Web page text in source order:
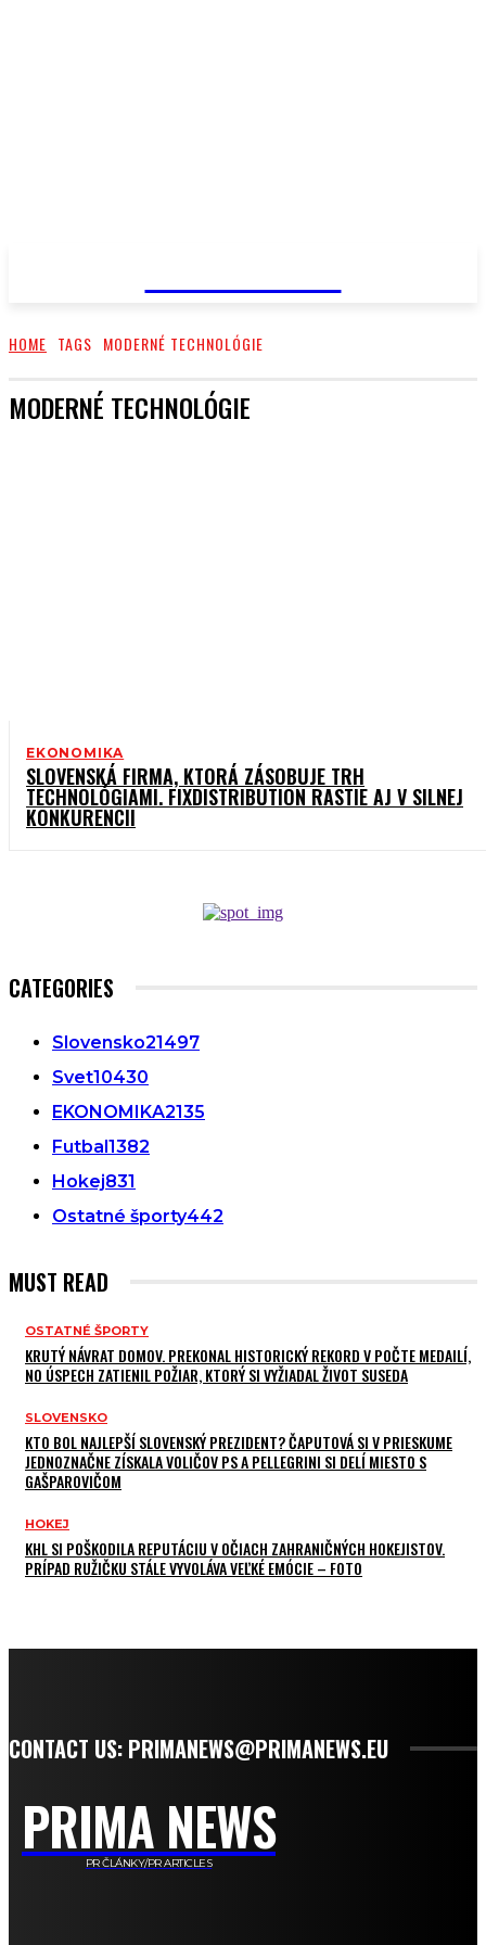
HOME TAGS MODERNÉ TECHNOLÓGIE
MODERNÉ TECHNOLÓGIE
EKONOMIKA
SLOVENSKÁ FIRMA, KTORÁ ZÁSOBUJE TRH
TECHNOLÓGIAMI. FIXDISTRIBUTION RASTIE AJ V SILNEJ
KONKURENCII
CATEGORIES
Slovensko21497
Svet10430
EKONOMIKA2135
Futbal1382
Hokej831
Ostatné športy442
MUST READ
OSTATNÉ ŠPORTY
KRUTÝ NÁVRAT DOMOV. PREKONAL HISTORICKÝ REKORD V POČTE MEDAILÍ,
NO ÚSPECH ZATIENIL POŽIAR, KTORÝ SI VYŽIADAL ŽIVOT SUSEDA
SLOVENSKO
KTO BOL NAJLEPŠÍ SLOVENSKÝ PREZIDENT? ČAPUTOVÁ SI V PRIESKUME
JEDNOZNAČNE ZÍSKALA VOLIČOV PS A PELLEGRINI SI DELÍ MIESTO S
GAŠPAROVIČOM
HOKEJ
KHL SI POŠKODILA REPUTÁCIU V OČIACH ZAHRANIČNÝCH HOKEJISTOV.
PRÍPAD RUŽIČKU STÁLE VYVOLÁVA VEĽKÉ EMÓCIE – FOTO
CONTACT US: PRIMANEWS@PRIMANEWS.EU
PRIMA NEWS
PR ČLÁNKY/PR ARTICLES